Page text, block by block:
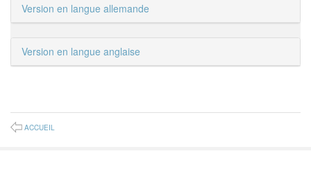
Version en langue allemande
Version en langue anglaise
ACCUEIL